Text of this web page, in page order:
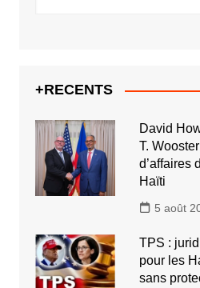
+RECENTS
David
T.
d’affaires
Haïti
5 août
TPS :
pour les
sans